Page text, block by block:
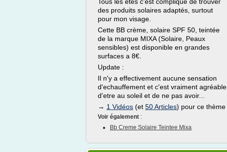
des produits solaires adaptés, surtout
pour mon visage.
Cette BB crème, solaire SPF 50, teintée
de la marque MIXA (Solaire, Peaux
sensibles) est disponible en grandes
surfaces a 8€.
Update :
Il n'y a effectivement aucune sensation
d'echauffement et c'est vraiment agréable
d'etre au soleil et de ne pas avoir...
→ 1 Vidéos (et 50 Articles) pour ce thème
Voir également :
Bb Creme Solaire Teintee Mixa